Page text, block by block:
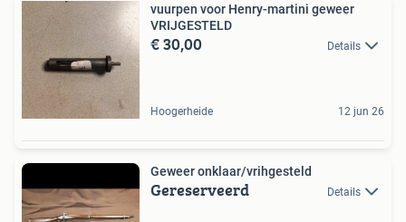
vuurpen voor Henry-martini geweer
VRIJGESTELD
€ 30,00 Details
Hoogerheide 12 jun 26
Geweer onklaar/vrihgesteld
Gereserveerd Details